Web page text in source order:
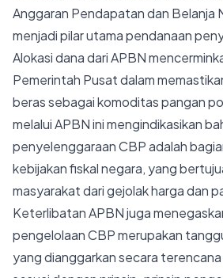
Anggaran Pendapatan dan Belanja
menjadi pilar utama pendanaan
Alokasi dana dari APBN
Pemerintah Pusat dalam
beras sebagai komoditas pangan
melalui APBN ini mengindikasikan
penyelenggaraan CBP adalah
kebijakan fiskal negara, yang
masyarakat dari gejolak harga dan
Keterlibatan APBN juga
pengelolaan CBP merupakan
yang dianggarkan secara